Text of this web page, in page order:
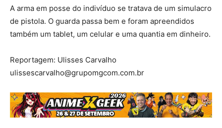
A arma em posse do indivíduo se tratava de um simulacro
de pistola. O guarda passa bem e foram apreendidos
também um tablet, um celular e uma quantia em dinheiro.
Reportagem: Ulisses Carvalho
ulissescarvalho@grupomgcom.com.br